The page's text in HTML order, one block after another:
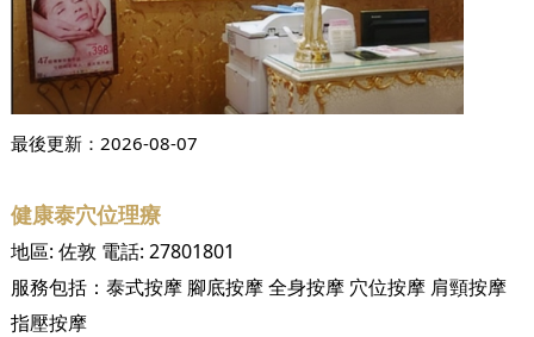
最後更新： 2026-08-07
健康泰穴位理療
地區: 佐敦 電話: 27801801
服務包括： 泰式按摩 腳底按摩全身按摩 穴位按摩 肩頸按摩
指壓按摩